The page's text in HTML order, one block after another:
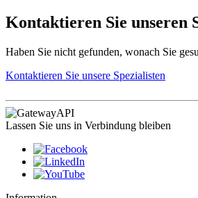
Kontaktieren Sie unseren
Haben Sie nicht gefunden, wonach Sie
Kontaktieren Sie unsere Spezialisten
Lassen Sie uns in Verbindung bleiben